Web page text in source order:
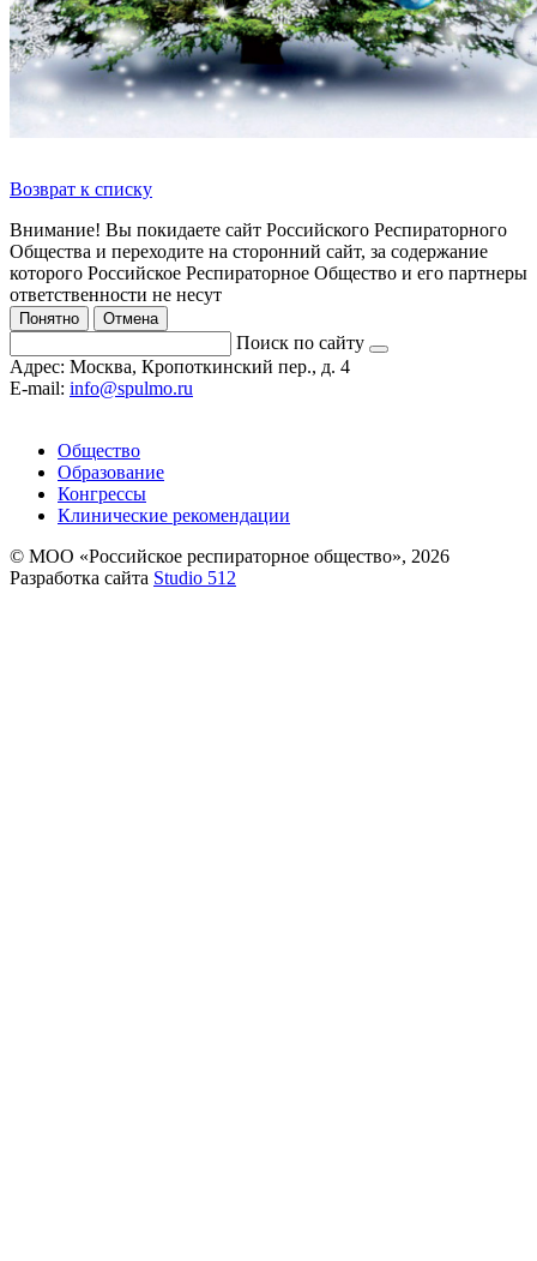
Возврат к списку
Внимание! Вы покидаете сайт Российского Респираторного
Общества и переходите на сторонний сайт, за содержание
которого Российское Респираторное Общество и его партнеры
ответственности не несут
Понятно Отмена
Поиск по сайту
Адрес: Москва, Кропоткинский пер., д. 4
E-mail: info@spulmo.ru
Общество
Образование
Конгрессы
Клинические рекомендации
© МОО «Российское респираторное общество», 2026
Разработка сайта Studio 512